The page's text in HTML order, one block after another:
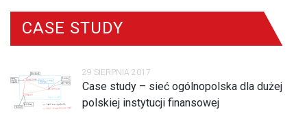
CASE STUDY
29 SIERPNIA 2017
Case study – sieć ogólnopolska dla dużej
polskiej instytucji finansowej